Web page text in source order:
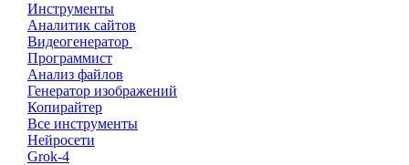
Инструменты
Аналитик сайтов
Видеогенератор
Программист
Анализ файлов
Генератор изображений
Копирайтер
Все инструменты
Нейросети
Grok-4